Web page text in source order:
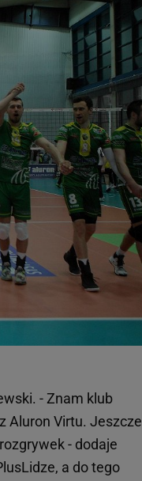
- Znam klub
z Aluron Virtu. Jeszcze
- dodaje
a do tego